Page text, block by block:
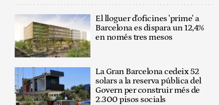
El lloguer d'oficines 'prime' a
Barcelona es dispara un 12,4%
en només tres mesos
La Gran Barcelona cedeix 52
solars a la reserva pública del
Govern per construir més de
2.300 pisos socials